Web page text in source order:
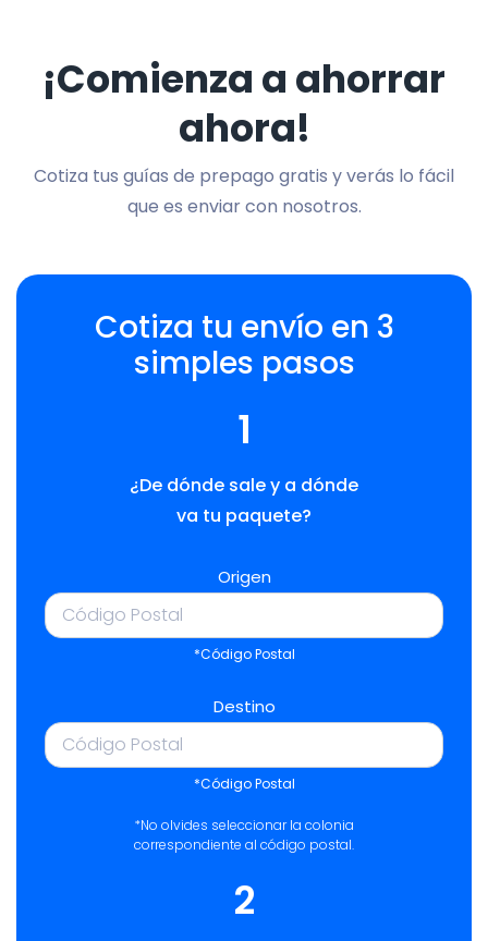
¡Comienza a ahorrar
ahora!
Cotiza tus guías de prepago gratis y verás lo fácil
que es enviar con nosotros.
Cotiza tu envío en 3
simples pasos
1
¿De dónde sale y a dónde
va tu paquete?
Origen
*Código Postal
Destino
*Código Postal
*No olvides seleccionar la colonia
correspondiente al código postal.
2